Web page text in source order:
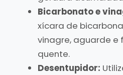
Bicarbonato e
xícara de
vinagre, aguarde e
quente.
Desentupidor: